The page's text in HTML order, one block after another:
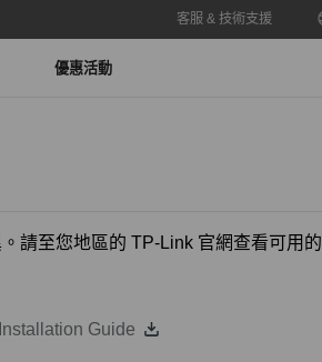
客服 & 技術支援
優惠活動
請至您地區的 TP-Link 官網查看可用的
Guide